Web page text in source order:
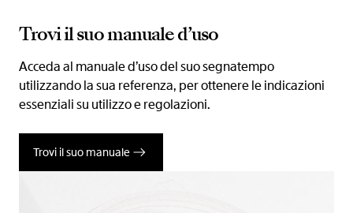
Trovi il suo manuale d’uso
Acceda al manuale d’uso del suo segnatempo
utilizzando la sua referenza, per ottenere le indicazioni
essenziali su utilizzo e regolazioni.
Trovi il suo manuale